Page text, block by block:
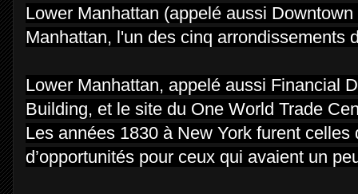
Lower Manhattan (appelé aussi
Manhattan, l'un des cinq
Lower Manhattan, appelé aussi Financial
Building, et le site du One World Trade
Les années 1830 à New York furent celles
d’opportunités pour ceux qui avaient un